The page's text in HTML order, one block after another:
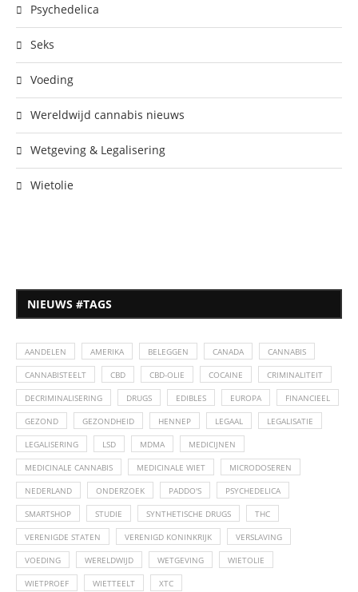
Psychedelica
Seks
Voeding
Wereldwijd cannabis nieuws
Wetgeving & Legalisering
Wietolie
NIEUWS #TAGS
AANDELEN AMERIKA BELEGGEN CANADA CANNABIS
CANNABISTEELT CBD CBD-OLIE COCAINE CRIMINALITEIT
DECRIMINALISERING DRUGS EDIBLES EUROPA FINANCIEEL
GEZOND GEZONDHEID HENNEP LEGAAL LEGALISATIE
LEGALISERING LSD MDMA MEDICIJNEN
MEDICINALE CANNABIS MEDICINALE WIET MICRODOSEREN
NEDERLAND ONDERZOEK PADDO'S PSYCHEDELICA
SMARTSHOP STUDIE SYNTHETISCHE DRUGS THC
VERENIGDE STATEN VERENIGD KONINKRIJK VERSLAVING
VOEDING WERELDWIJD WETGEVING WIETOLIE
WIETPROEF WIETTEELT XTC